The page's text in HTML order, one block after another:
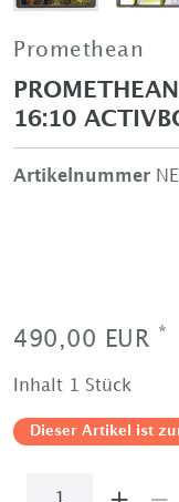
Promethean
16:10
Artikelnummer
490,00 EUR *
Inhalt Stück
Dieser Artikel ist